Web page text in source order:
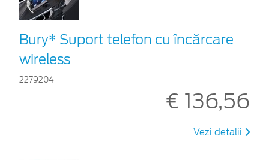
Bury* Suport telefon cu încărcare
wireless
2279204
€ 136,56
Vezi detalii